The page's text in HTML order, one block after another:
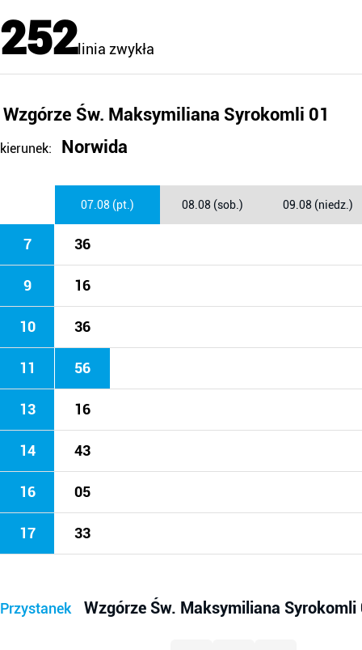
252linia zwykła
Wzgórze Św. Maksymiliana Syrokomli 01
kierunek: Norwida
07.08 (pt.) 08.08 (sob.) 09.08 (niedz.)
7 36
9 16
10 36
11 56
13 16
14 43
16 05
17 33
Przystanek Wzgórze Św. Maksymiliana Syrokomli